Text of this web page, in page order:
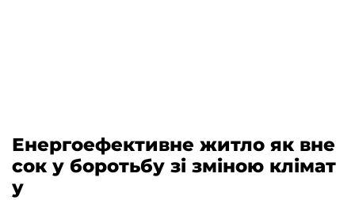
Енергоефективне житло як вне
сок у боротьбу зі зміною клімат
у